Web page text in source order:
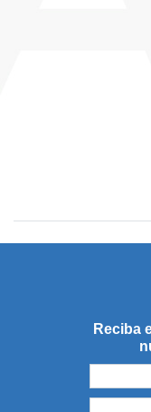
Reciba